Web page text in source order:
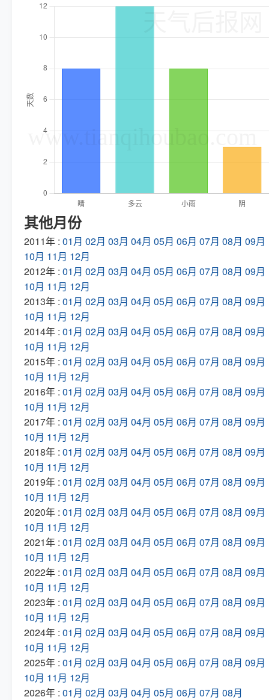
其他月份
2011年 : 01月 02月 03月 04月 05月 06月 07月 08月 09月
10月 11月 12月
2012年 : 01月 02月 03月 04月 05月 06月 07月 08月 09月
10月 11月 12月
2013年 : 01月 02月 03月 04月 05月 06月 07月 08月 09月
10月 11月 12月
2014年 : 01月 02月 03月 04月 05月 06月 07月 08月 09月
10月 11月 12月
2015年 : 01月 02月 03月 04月 05月 06月 07月 08月 09月
10月 11月 12月
2016年 : 01月 02月 03月 04月 05月 06月 07月 08月 09月
10月 11月 12月
2017年 : 01月 02月 03月 04月 05月 06月 07月 08月 09月
10月 11月 12月
2018年 : 01月 02月 03月 04月 05月 06月 07月 08月 09月
10月 11月 12月
2019年 : 01月 02月 03月 04月 05月 06月 07月 08月 09月
10月 11月 12月
2020年 : 01月 02月 03月 04月 05月 06月 07月 08月 09月
10月 11月 12月
2021年 : 01月 02月 03月 04月 05月 06月 07月 08月 09月
10月 11月 12月
2022年 : 01月 02月 03月 04月 05月 06月 07月 08月 09月
10月 11月 12月
2023年 : 01月 02月 03月 04月 05月 06月 07月 08月 09月
10月 11月 12月
2024年 : 01月 02月 03月 04月 05月 06月 07月 08月 09月
10月 11月 12月
2025年 : 01月 02月 03月 04月 05月 06月 07月 08月 09月
10月 11月 12月
2026年 : 01月 02月 03月 04月 05月 06月 07月 08月